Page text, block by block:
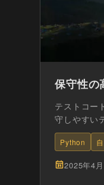
保守性の
テストコー
守しやすい
践的テクニ
Python
2025年4